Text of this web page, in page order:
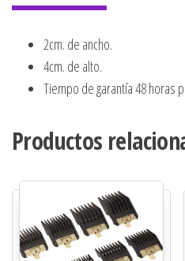
2cm. de ancho.
4cm. de alto.
Tiempo de garantía 48 horas
Productos